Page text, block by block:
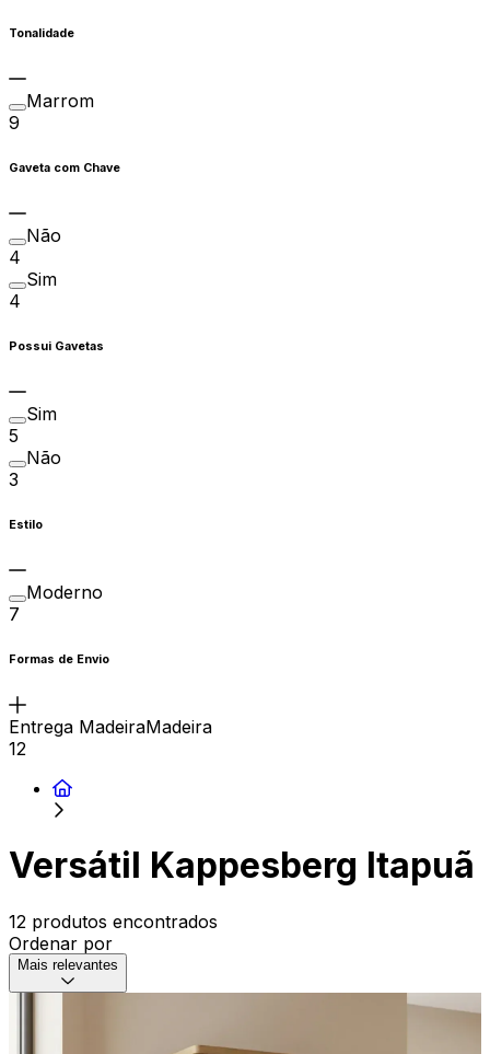
Tonalidade
Marrom
9
Gaveta com Chave
Não
4
Sim
4
Possui Gavetas
Sim
5
Não
3
Estilo
Moderno
7
Formas de Envio
Entrega MadeiraMadeira
12
Versátil Kappesberg Itapuã
12 produtos encontrados
Ordenar por
Mais relevantes